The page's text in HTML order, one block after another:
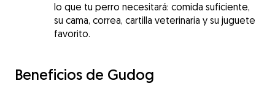
lo que tu perro necesitará: comida suficiente,
su cama, correa, cartilla veterinaria y su juguete
favorito.
Beneficios de Gudog